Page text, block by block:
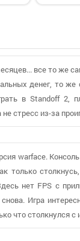
все то же
денег, то
в Standoff 2,
не стресс из-за
warface.
только
нет FPS с
Игра
что столкнулся